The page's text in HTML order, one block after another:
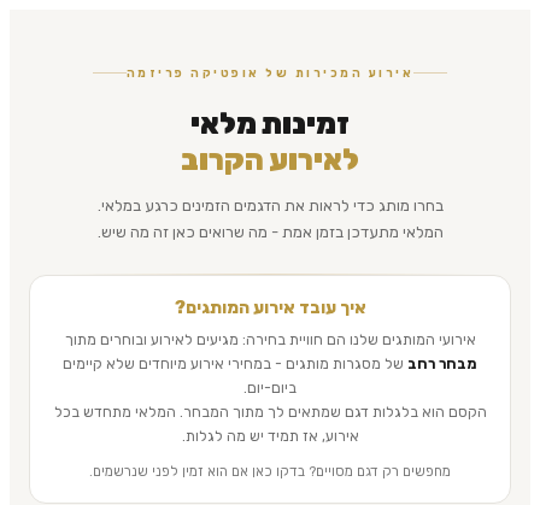
אירוע המכירות של אופטיקה פריזמה
זמינות מלאי
לאירוע הקרוב
בחרו מותג כדי לראות את הדגמים הזמינים כרגע במלאי.
המלאי מתעדכן בזמן אמת - מה שרואים כאן זה מה שיש.
איך עובד אירוע המותגים?
אירועי המותגים שלנו הם חוויית בחירה: מגיעים לאירוע ובוחרים מתוך
מבחר רחב של מסגרות מותגים - במחירי אירוע מיוחדים שלא קיימים
ביום-יום.
הקסם הוא בלגלות דגם שמתאים לך מתוך המבחר. המלאי מתחדש בכל
אירוע, אז תמיד יש מה לגלות.
מחפשים רק דגם מסויים? בדקו כאן אם הוא זמין לפני שנרשמים.